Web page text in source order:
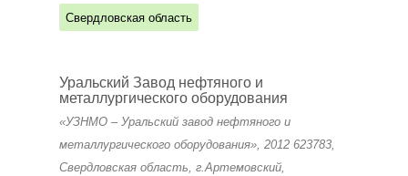
Свердловская область
Уральский Завод нефтяного и
металлургического оборудования
«УЗНМО – Уральский завод нефтяного и
металлургического оборудования», 2012 623783,
Свердловская область, г.Артемовский,